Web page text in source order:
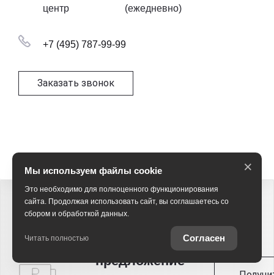
центр
(ежедневно)
+7 (495) 787-99-99
Заказать звонок
предложение
Мы используем файлы cookie
Это необходимо для полноценного функционирования
сайта. Продолжая использовать сайт, вы соглашаетесь со
сбором и обработкой данных.
Читать полностью Согласен
×